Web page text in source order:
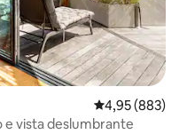
4,95 de uma
4,95 (883)
e vista deslumbrante